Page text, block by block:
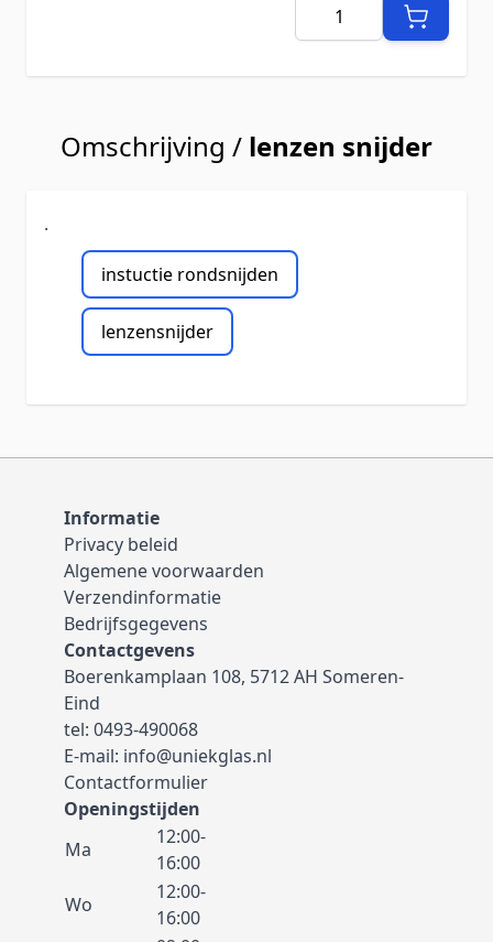
Omschrijving / lenzen snijder
.
instuctie rondsnijden
lenzensnijder
Informatie
Privacy beleid
Algemene voorwaarden
Verzendinformatie
Bedrijfsgegevens
Contactgevens
Boerenkamplaan 108, 5712 AH Someren-
Eind
tel: 0493-490068
E-mail: info@uniekglas.nl
Contactformulier
Openingstijden
Ma
12:00-
16:00
Wo
12:00-
16:00